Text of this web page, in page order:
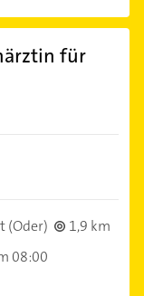
für
(Oder)
1,9 km
08:00